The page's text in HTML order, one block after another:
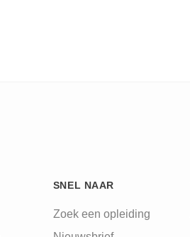
SNEL NAAR
Zoek een opleiding